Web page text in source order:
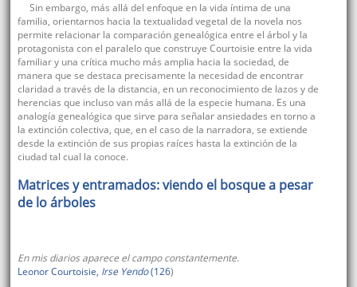
Sin embargo, más allá del enfoque en la vida íntima de una
familia, orientarnos hacia la textualidad vegetal de la novela nos
permite relacionar la comparación genealógica entre el árbol y la
protagonista con el paralelo que construye Courtoisie entre la vida
familiar y una crítica mucho más amplia hacia la sociedad, de
manera que se destaca precisamente la necesidad de encontrar
claridad a través de la distancia, en un reconocimiento de lazos y de
herencias que incluso van más allá de la especie humana. Es una
analogía genealógica que sirve para señalar ansiedades en torno a
la extinción colectiva, que, en el caso de la narradora, se extiende
desde la extinción de sus propias raíces hasta la extinción de la
ciudad tal cual la conoce.
Matrices y entramados: viendo el bosque a pesar
de lo árboles
En mis diarios aparece el campo constantemente.
Leonor Courtoisie, Irse Yendo(126)